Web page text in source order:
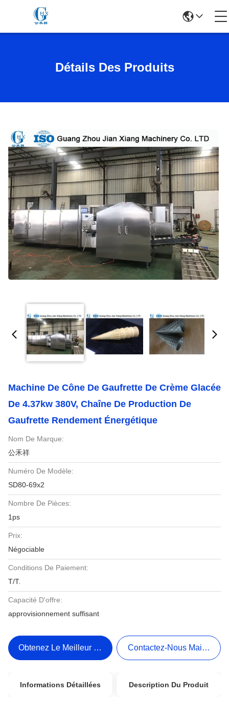
Détails Des Produits
Machine De Cône De Gaufrette De Crème Glacée
De 4.37kw 380V, Chaîne De Production De
Gaufrette Rendement Énergétique
Nom De Marque:
公禾祥
Numéro De Modèle:
SD80-69x2
Nombre De Pièces:
1ps
Prix:
Négociable
Conditions De Paiement:
T/T.
Capacité D'offre:
approvisionnement suffisant
Obtenez Le Meilleur Prix Contactez-Nous Maintenant
Informations Détaillées Description Du Produit